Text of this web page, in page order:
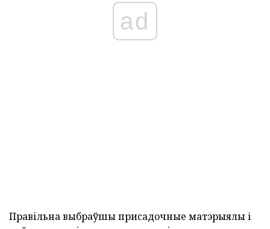
ad
Правільна выбраўшы присадочные матэрыялы і